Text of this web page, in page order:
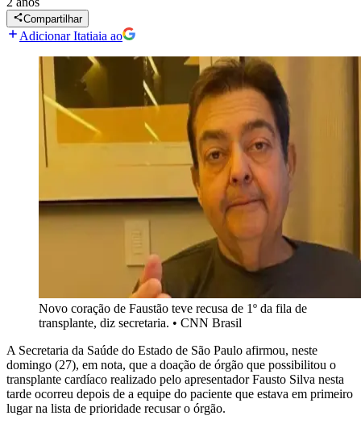
Compartilhar
Adicionar Itatiaia ao
Novo coração de Faustão teve recusa de 1º da fila de
transplante, diz secretaria. • CNN Brasil
A Secretaria da Saúde do Estado de São Paulo afirmou, neste
domingo (27), em nota, que a doação de órgão que possibilitou o
transplante cardíaco realizado pelo apresentador Fausto Silva nesta
tarde ocorreu depois de a equipe do paciente que estava em primeiro
lugar na lista de prioridade recusar o órgão.